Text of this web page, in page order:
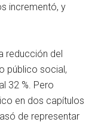
incrementó, y
reducción del
público social,
32 %. Pero
en dos capítulos
de representar